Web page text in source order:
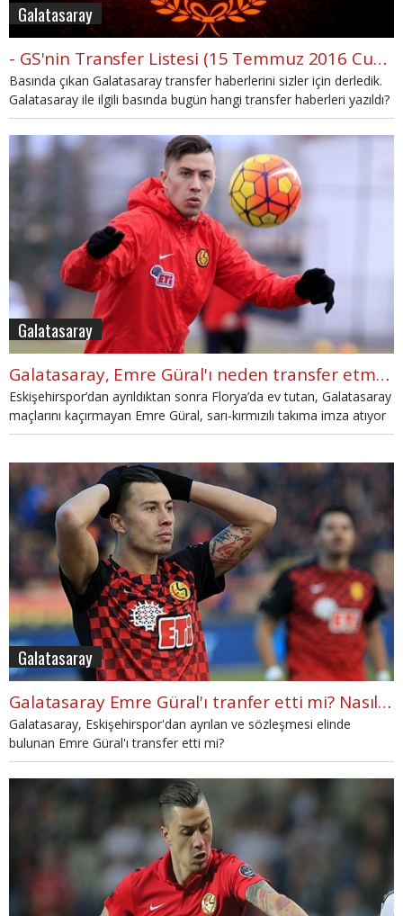
Galatasaray
- GS'nin Transfer Listesi (15 Temmuz 2016 Cuma)
Basında çıkan Galatasaray transfer haberlerini sizler için derledik.
Galatasaray ile ilgili basında bugün hangi transfer haberleri yazıldı?
Galatasaray
Galatasaray, Emre Güral'ı neden transfer etmedi?
Eskişehirspor’dan ayrıldıktan sonra Florya’da ev tutan, Galatasaray
maçlarını kaçırmayan Emre Güral, sarı-kırmızılı takıma imza atıyor
derken ortadan kayboldu.
Galatasaray
Galatasaray Emre Güral'ı tranfer etti mi? Nasıl bir futbolcu? Başarılı olur mu?
Galatasaray, Eskişehirspor'dan ayrılan ve sözleşmesi elinde
bulunan Emre Güral'ı transfer etti mi?